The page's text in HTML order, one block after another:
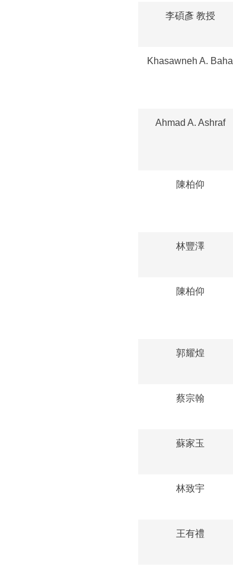
李碩彥 教授
Khasawneh A. Baha
Ahmad A. Ashraf
陳柏仰
林豐澤
陳柏仰
郭耀煌
蔡宗翰
蘇家玉
林致宇
王有禮